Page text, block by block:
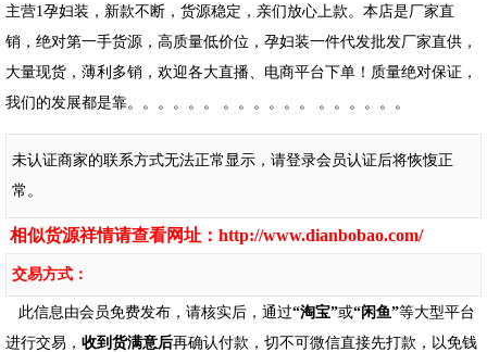
主营1孕妇装，新款不断，货源稳定，亲们放心上款。本店是厂家直
销，绝对第一手货源，高质量低价位，孕妇装一件代发批发厂家直供，
大量现货，薄利多销，欢迎各大直播、电商平台下单！质量绝对保证，
我们的发展都是靠。。。。。。 。。。。。。 。。。。。。
未认证商家的联系方式无法正常显示，请登录会员认证后将恢愎正
常。
相似货源祥情请查看网址： http://www.dianbobao.com/
交易方式：
此信息由会员免费发布，请核实后，通过“淘宝”或“闲鱼”等大型平台
进行交易， 收到货满意后再确认付款，切不可微信直接先打款，以免钱